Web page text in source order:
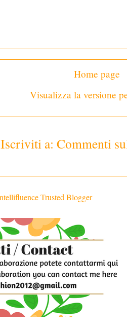
Home page
Visualizza la versione
Iscriviti a: Commenti